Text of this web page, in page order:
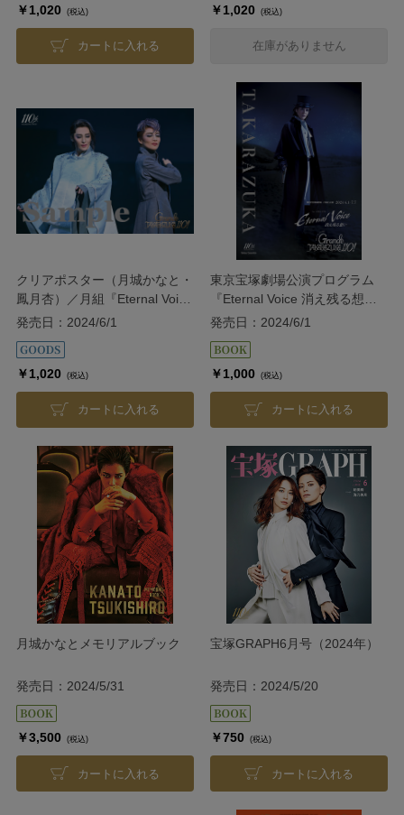
￥1,020 (税込)
カートに入れる
￥1,020 (税込)
在庫がありません
クリアポスター（月城かなと・
鳳月杏）／月組『Eternal Voice
消え残る想い』『Grande
発売日：2024/6/1
￥1,020 (税込)
カートに入れる
東京宝塚劇場公演プログラム
『Eternal Voice 消え残る想
い』『Grande TAKARAZUKA
発売日：2024/6/1
￥1,000 (税込)
カートに入れる
月城かなとメモリアルブック
発売日：2024/5/31
￥3,500 (税込)
カートに入れる
宝塚GRAPH6月号（2024年）
発売日：2024/5/20
￥750 (税込)
カートに入れる